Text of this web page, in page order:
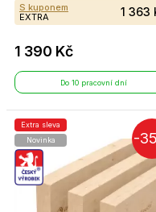
S kuponem
EXTRA
1 363
1 390 Kč
Do 10 pracovní dní
-
Extra sleva
Novinka